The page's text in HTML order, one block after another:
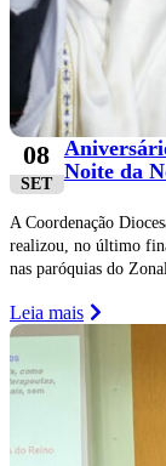
08
SET
Noite da
A Coordenação
realizou, no último
nas paróquias do
Leia mais